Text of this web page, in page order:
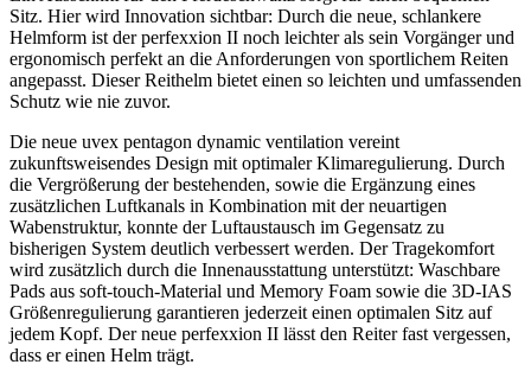
Sitz. Hier wird Innovation sichtbar: Durch die neue, schlankere
Helmform ist der perfexxion II noch leichter als sein Vorgänger und
ergonomisch perfekt an die Anforderungen von sportlichem Reiten
angepasst. Dieser Reithelm bietet einen so leichten und umfassenden
Schutz wie nie zuvor.
Die neue uvex pentagon dynamic ventilation vereint
zukunftsweisendes Design mit optimaler Klimaregulierung. Durch
die Vergrößerung der bestehenden, sowie die Ergänzung eines
zusätzlichen Luftkanals in Kombination mit der neuartigen
Wabenstruktur, konnte der Luftaustausch im Gegensatz zu
bisherigen System deutlich verbessert werden. Der Tragekomfort
wird zusätzlich durch die Innenausstattung unterstützt: Waschbare
Pads aus soft-touch-Material und Memory Foam sowie die 3D-IAS
Größenregulierung garantieren jederzeit einen optimalen Sitz auf
jedem Kopf. Der neue perfexxion II lässt den Reiter fast vergessen,
dass er einen Helm trägt.